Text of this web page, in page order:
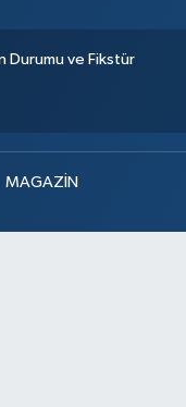
Durumu ve Fikstür
MAGAZİN